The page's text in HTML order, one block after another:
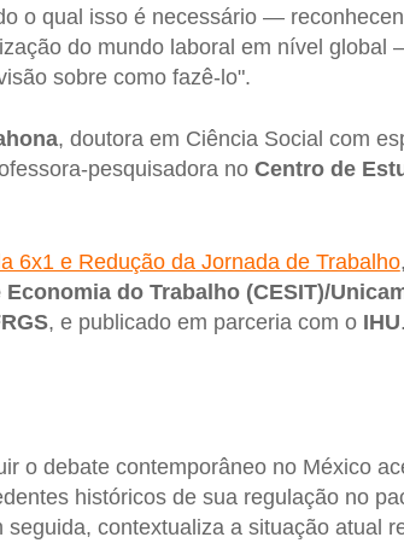
o qual isso é necessário —
do mundo laboral em nível global
sobre como fazê-lo".
, doutora em Ciência Social com
pesquisadora no Centro de
6x1 e Redução da Jornada de Trabalho
do Trabalho (CESIT)/
, e publicado em parceria com o IHU.
o debate contemporâneo no México
históricos de sua regulação no
contextualiza a situação atual